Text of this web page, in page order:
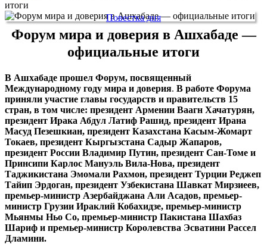
итоги
Повестка дня
Форум мира и доверия в Ашхабаде —
официальные итоги
В Ашхабаде прошел Форум, посвященный
Международному году мира и доверия. В работе Форума
приняли участие главы государств и правительств 15
стран, в том числе: президент Армении Ваагн Хачатурян,
президент Ирака Абдул Латиф Рашид, президент Ирана
Масуд Пезешкиан, президент Казахстана Касым-Жомарт
Токаев, президент Кыргызстана Садыр Жапаров,
президент России Владимир Путин, президент Сан-Томе и
Принсипи Карлос Мануэль Вила-Нова, президент
Таджикистана Эмомали Рахмон, президент Турции Реджеп
Тайип Эрдоган, президент Узбекистана Шавкат Мирзиеев,
премьер-министр Азербайджана Али Асадов, премьер-
министр Грузии Ираклий Кобахидзе, премьер-министр
Мьянмы Ньо Со, премьер-министр Пакистана Шахбаз
Шариф и премьер-министр Королевства Эсватини Рассел
Дламини.